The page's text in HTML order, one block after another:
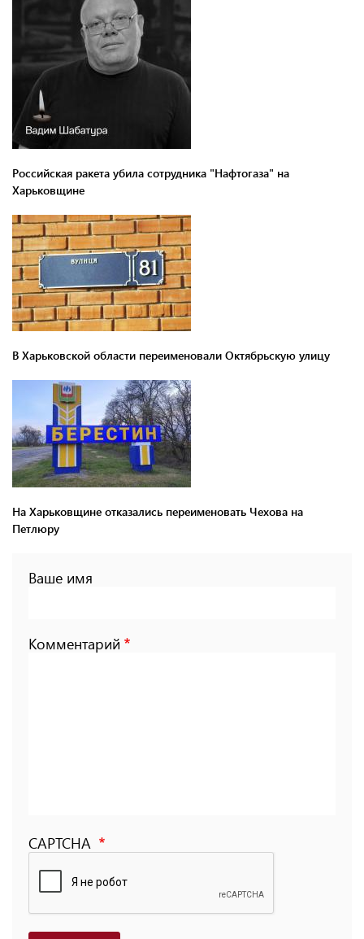
Российская ракета убила сотрудника "Нафтогаза" на
Харьковщине
В Харьковской области переименовали Октябрьскую улицу
На Харьковщине отказались переименовать Чехова на
Петлюру
Ваше имя
Комментарий
CAPTCHA